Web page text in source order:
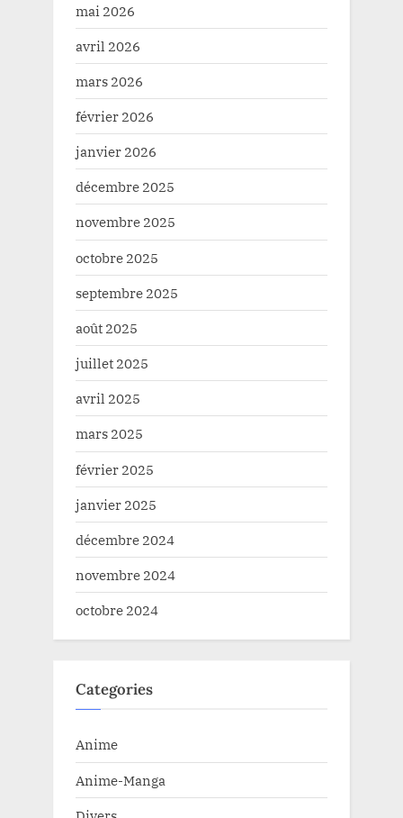
mai 2026
avril 2026
mars 2026
février 2026
janvier 2026
décembre 2025
novembre 2025
octobre 2025
septembre 2025
août 2025
juillet 2025
avril 2025
mars 2025
février 2025
janvier 2025
décembre 2024
novembre 2024
octobre 2024
Categories
Anime
Anime-Manga